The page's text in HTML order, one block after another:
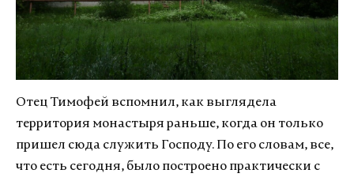
Отец Тимофей вспомнил, как выглядела
территория монастыря раньше, когда он только
пришел сюда служить Господу. По его словам, все,
что есть сегодня, было построено практически с